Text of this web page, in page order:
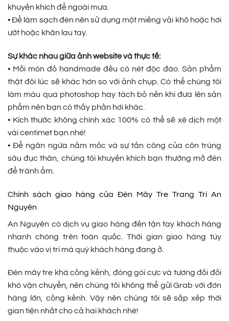
khuyến khích để ngoài mưa.
• Để làm sạch đèn nên sử dụng một miếng vải khô hoặc hơi
ướt hoặc khăn lau tay.
Sự khác nhau giữa ảnh website và thực tế:
• Mỗi món đồ handmade đều có nét độc đáo. Sản phẩm
thật đôi lúc sẽ khác hơn so với ảnh chụp. Có thể chúng tôi
làm màu qua photoshop hay tách bỏ nền khi đưa lên sản
phẩm nên bạn có thấy phần hơi khác.
• Kích thước không chính xác 100% có thể sẽ xê dịch một
vài centimet bạn nhé!
• Để ngăn ngừa nấm mốc và sự tấn công của côn trùng
sâu đục thân, chúng tôi khuyến khích bạn thường mở đèn
để tránh ẩm.
Chính sách giao hàng của Đèn Mây Tre Trang Trí An
Nguyên
An Nguyên có dịch vụ giao hàng đến tận tay khách hàng
nhanh chóng trên toàn quốc. Thời gian giao hàng tùy
thuộc vào vị trí mà quý khách hàng đang ở.
Đèn mây tre khá cồng kềnh, đóng gói cực và tương đối đối
khó vận chuyển, nên chúng tôi không thể gửi Grab với đơn
hàng lớn, cồng kềnh. Vậy nên chúng tôi sẽ sắp xếp thời
gian tiện nhất cho cả hai khách nhé!